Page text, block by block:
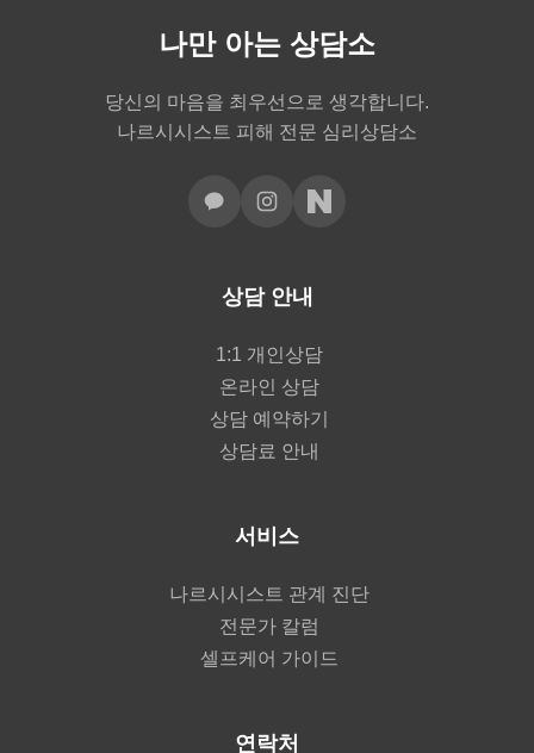
나만 아는 상담소
당신의 마음을 최우선으로 생각합니다.
나르시시스트 피해 전문 심리상담소
상담 안내
1:1 개인상담
온라인 상담
상담 예약하기
상담료 안내
서비스
나르시시스트 관계 진단
전문가 칼럼
셀프케어 가이드
연락처